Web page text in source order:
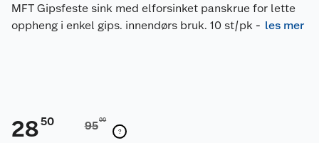
MFT Gipsfeste sink med elforsinket panskrue for lette
oppheng i enkel gips. innendørs bruk. 10 st/pk - les mer
2850 9500